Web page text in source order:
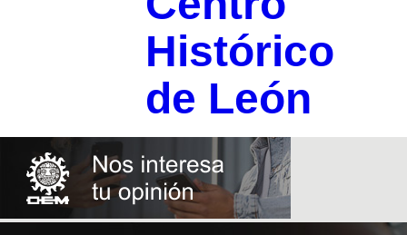
Histórico
de León